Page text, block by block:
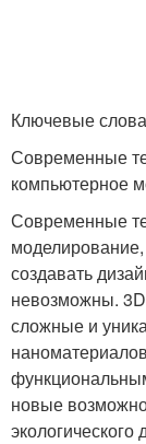
Ключевые
Современные
компьютерное
Современные
создавать
невозможны.
сложные и
новые
экологического